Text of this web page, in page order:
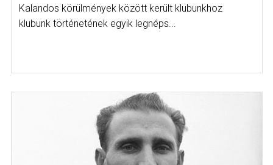
Kalandos körülmények között került klubunkhoz
klubunk történetének egyik legnéps...